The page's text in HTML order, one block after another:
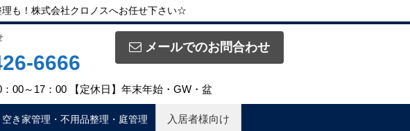
も！株式会社クロノスへお任せ下さい☆
メールでのお問合わせ
6666
：00～17：00 【定休日】年末年始・GW・盆
空き家管理・不用品整理・庭管理 入居者様向け